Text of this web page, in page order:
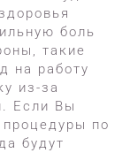
боль
такие
на работу
из-за
Если Вы
по
будут